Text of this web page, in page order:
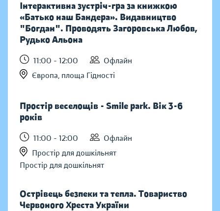
Інтерактивна зустріч-гра за книжкою
«Батько наш Бандера». Видавництво
"Богдан". Проводять Загоровська Любов,
Рудько Альона
11:00 - 12:00
Офлайн
Європа, площа Гідності
Простір веселощів - Smile park. Вік 3-6
років
11:00 - 12:00
Офлайн
Простір для дошкільнят
Простір для дошкільнят
Острівець безпеки та тепла. Товариство
Червоного Хреста України